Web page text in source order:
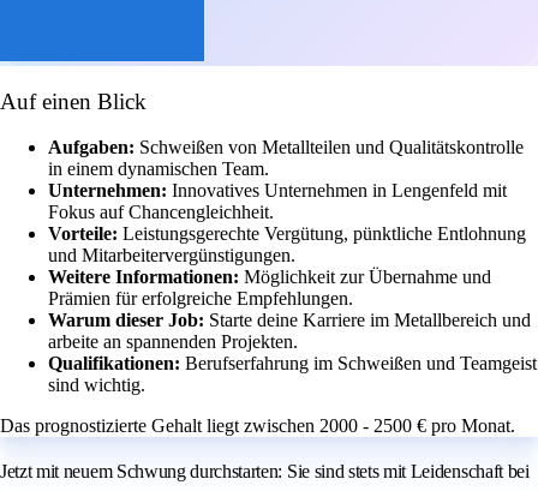
Auf einen Blick
Aufgaben: Schweißen von Metallteilen und Qualitätskontrolle
in einem dynamischen Team.
Unternehmen: Innovatives Unternehmen in Lengenfeld mit
Fokus auf Chancengleichheit.
Vorteile: Leistungsgerechte Vergütung, pünktliche Entlohnung
und Mitarbeitervergünstigungen.
Weitere Informationen: Möglichkeit zur Übernahme und
Prämien für erfolgreiche Empfehlungen.
Warum dieser Job: Starte deine Karriere im Metallbereich und
arbeite an spannenden Projekten.
Qualifikationen: Berufserfahrung im Schweißen und Teamgeist
sind wichtig.
Das prognostizierte Gehalt liegt zwischen 2000 - 2500 € pro Monat.
Jetzt mit neuem Schwung durchstarten: Sie sind stets mit Leidenschaft bei